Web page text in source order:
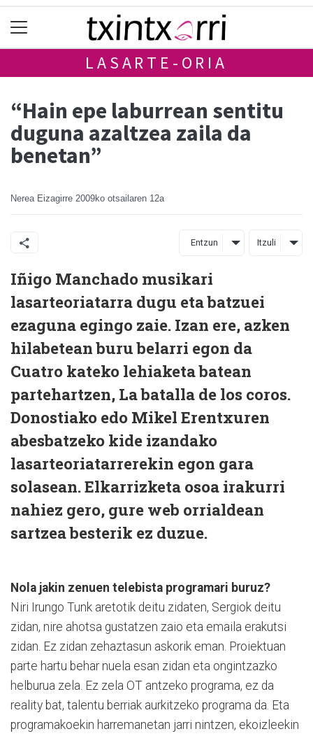
LASARTE-ORIA
“Hain epe laburrean sentitu
duguna azaltzea zaila da
benetan”
Nerea Eizagirre 2009ko otsailaren 12a
Entzun Itzuli
Iñigo Manchado musikari
lasarteoriatarra dugu eta batzuei
ezaguna egingo zaie. Izan ere, azken
hilabetean buru belarri egon da
Cuatro kateko lehiaketa batean
partehartzen, La batalla de los coros.
Donostiako edo Mikel Erentxuren
abesbatzeko kide izandako
lasarteoriatarrerekin egon gara
solasean. Elkarrizketa osoa irakurri
nahiez gero, gure web orrialdean
sartzea besterik ez duzue.
Nola jakin zenuen telebista programari buruz?
Niri Irungo Tunk aretotik deitu zidaten, Sergiok deitu
zidan, nire ahotsa gustatzen zaio eta emaila erakutsi
zidan. Ez zidan zehaztasun askorik eman. Proiektuan
parte hartu behar nuela esan zidan eta ongintzazko
helburua zela. Ez zela OT antzeko programa, ez da
reality bat, talentu berriak aurkitzeko programa da. Eta
programakoekin harremanetan jarri nintzen, ekoizleekin